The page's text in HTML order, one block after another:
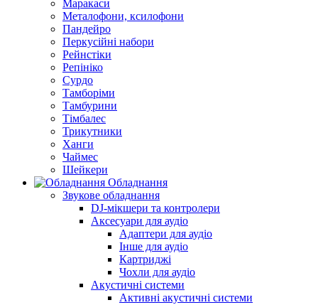
Маракаси
Металофони, ксилофони
Пандейро
Перкусійні набори
Рейнстіки
Репініко
Сурдо
Тамборіми
Тамбурини
Тімбалес
Трикутники
Ханги
Чаймес
Шейкери
Обладнання
Звукове обладнання
DJ-мікшери та контролери
Аксесуари для аудіо
Адаптери для аудіо
Інше для аудіо
Картриджі
Чохли для аудіо
Акустичні системи
Активні акустичні системи